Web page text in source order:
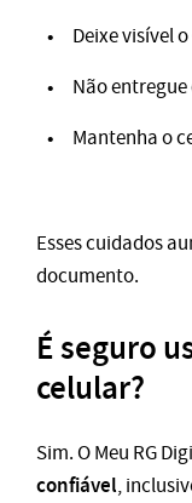
Deixe visível o
Não
Mantenha o
Esses cuidados
documento.
É seguro
celular?
Sim. O Meu RG
confiável,